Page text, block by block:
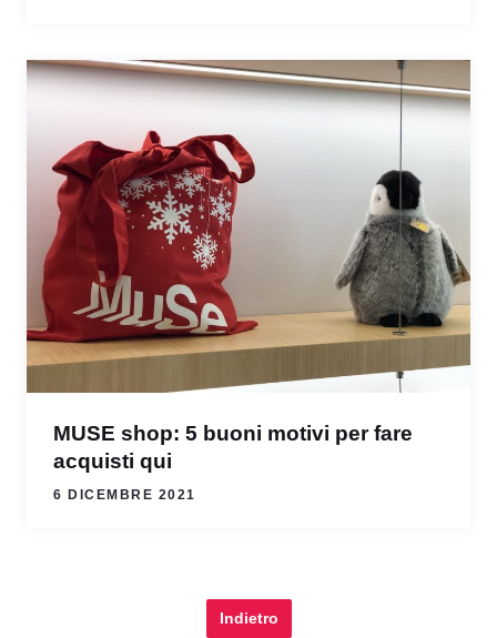
MUSE shop: 5 buoni motivi per fare
acquisti qui
6 DICEMBRE 2021
Indietro